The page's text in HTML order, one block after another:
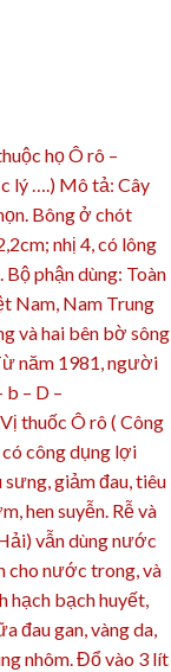
họ Ô rô –
lý ….) Mô tả: Cây
Bông ở chót
nhị 4, có lông
Bộ phận dùng: Toàn
Nam, Nam Trung
và hai bên bờ sông
năm 1981, người
– D –
thuốc Ô rô ( Công
có công dụng lợi
giảm đau, tiêu
hen suyễn. Rễ và
vẫn dùng nước
cho nước trong, và
hạch bạch huyết,
đau gan, vàng da,
nhôm. Đổ vào 3 lít